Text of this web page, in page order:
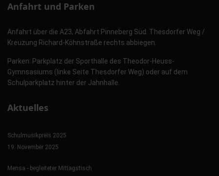
Anfahrt und Parken
Anfahrt über die A23, Abfahrt Pinneberg Süd. Thesdorfer Weg /
Kreuzung Richard-Köhnstraße rechts abbiegen.
Parken: Parkplatz der Sporthalle des Theodor-Heuss-
Gymnsasiums (linke Seite Thesdorfer Weg) oder auf dem
Schulparkplatz hinter der Jahnhalle.
Aktuelles
Schulmusikpreis 2025
19. November 2025
Mensa - begleiteter Mittagstisch